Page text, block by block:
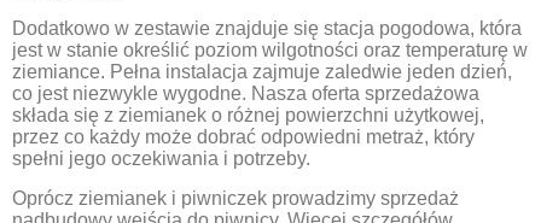
Dodatkowo w zestawie znajduje się stacja pogodowa, która
jest w stanie określić poziom wilgotności oraz temperaturę w
ziemiance. Pełna instalacja zajmuje zaledwie jeden dzień,
co jest niezwykle wygodne. Nasza oferta sprzedażowa
składa się z ziemianek o różnej powierzchni użytkowej,
przez co każdy może dobrać odpowiedni metraż, który
spełni jego oczekiwania i potrzeby.
Oprócz ziemianek i piwniczek prowadzimy sprzedaż